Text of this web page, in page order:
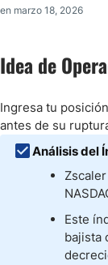
en marzo 18, 2026
Idea de
Ingresa tu
antes de su
Análisis del
Este
bajista